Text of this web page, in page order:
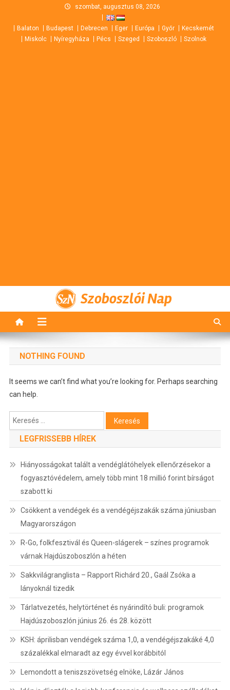
content
szombat, augusztus 08, 2026
Balaton Budapest Debrecen Eger Európa Győr
Kecskemét
Miskolc
Nyíregyháza Pécs Szeged Szoboszló Szolnok
Szoboszlói Nap
NOTHING FOUND
It seems we can’t find what you’re looking for. Perhaps searching
can help.
Keresés:
LEGFRISSEBB HÍREK
Hiányosságokat talált a vendéglátóhelyek ellenőrzésekor a
fogyasztóvédelem, amely több mint 18 millió forint bírságot
szabott ki
Csökkent a vendégek és a vendégéjszakák száma júniusban
Magyarországon
R-Go, folkfesztivál és Queen-slágerek – színes programok
várnak Hajdúszoboszlón a héten
Sakkvilágranglista – Rapport Richárd 20., Gaál Zsóka a
lányoknál tizedik
Tárlatvezetés, helytörténet és nyárindító buli: programok
Hajdúszoboszlón június 26. és 28. között
KSH: áprilisban vendégek száma 1,0, a vendégéjszakáké 4,0
százalékkal elmaradt az egy évvel korábbitól
Lemondott a teniszszövetség elnöke, Lázár János